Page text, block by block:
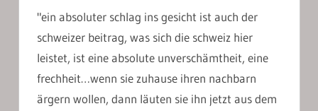
"ein absoluter schlag ins gesicht ist auch der
schweizer beitrag, was sich die schweiz hier
leistet, ist eine absolute unverschämtheit, eine
frechheit…wenn sie zuhause ihren nachbarn
ärgern wollen, dann läuten sie ihn jetzt aus dem